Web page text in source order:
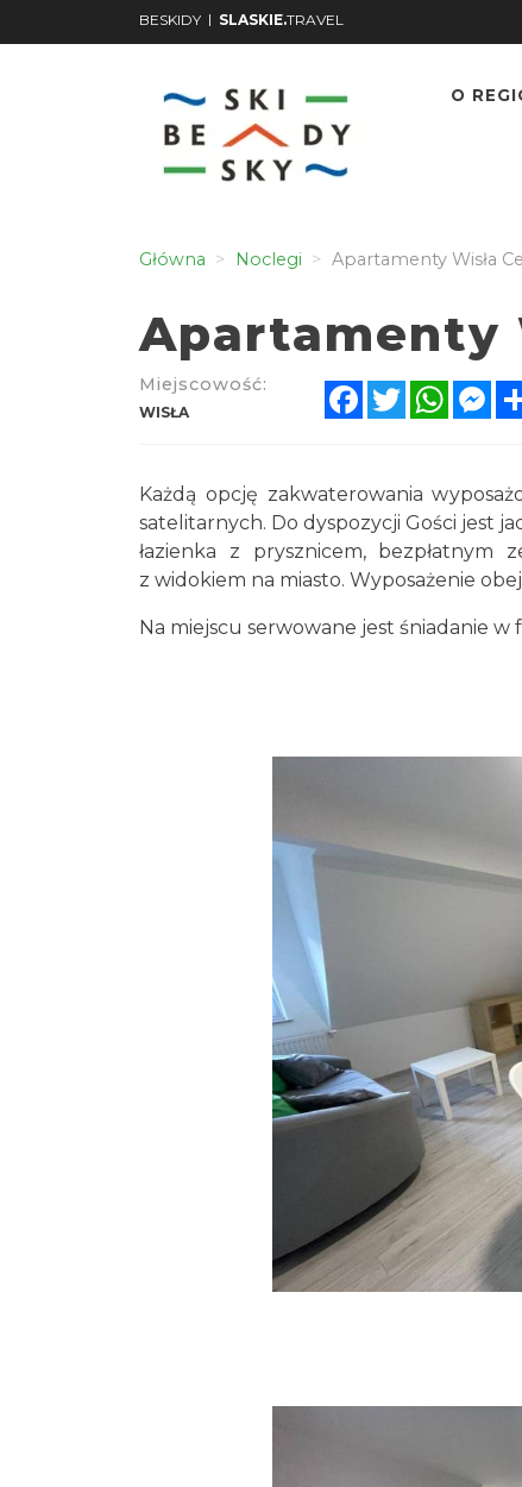
BESKIDY | SLASKIE.TRAVEL
O
Główna Noclegi Apartamenty Wisła
Apartamenty
Miejscowość:
WISŁA
FacebookTwitter
Każdą opcję zakwaterowania
satelitarnych. Do dyspozycji Gości jest
łazienka z prysznicem, bezpłatnym
z widokiem na miasto. Wyposażenie
Na miejscu serwowane jest śniadanie